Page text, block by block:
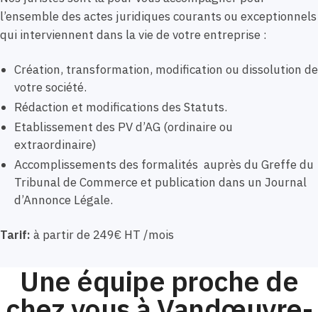
l’ensemble des actes juridiques courants ou exceptionnels
qui interviennent dans la vie de votre entreprise :
Création, transformation, modification ou dissolution de
votre société.
Rédaction et modifications des Statuts.
Etablissement des PV d’AG (ordinaire ou
extraordinaire)
Accomplissements des formalités auprès du Greffe du
Tribunal de Commerce et publication dans un Journal
d’Annonce Légale.
Tarif: à partir de 249€ HT /mois
Une équipe proche de